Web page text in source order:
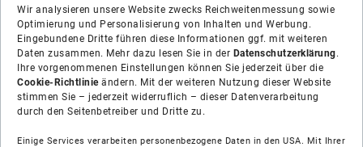
Wir analysieren unsere Website zwecks Reichweitenmessung sowie
Optimierung und Personalisierung von Inhalten und Werbung.
Eingebundene Dritte führen diese Informationen ggf. mit weiteren
Daten zusammen. Mehr dazu lesen Sie in der Datenschutzerklärung.
Ihre vorgenommenen Einstellungen können Sie jederzeit über die
Cookie-Richtlinieändern. Mit der weiteren Nutzung dieser Website
stimmen Sie – jederzeit widerruflich – dieser Datenverarbeitung
durch den Seitenbetreiber und Dritte zu.
Einige Services verarbeiten personenbezogene Daten in den USA. Mit Ihrer